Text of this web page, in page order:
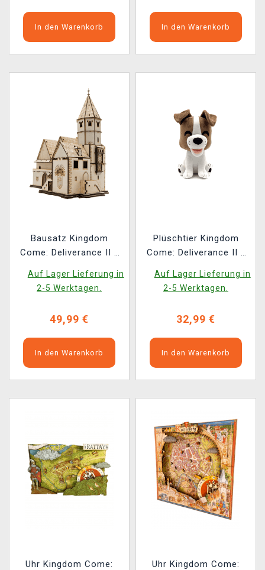
In den Warenkorb In den Warenkorb
Bausatz Kingdom
Come: Deliverance II -
(Holzausführung)
Auf Lager Lieferung in
2-5 Werktagen.
49,99 €
In den Warenkorb
Plüschtier Kingdom
Come: Deliverance II -
Auf Lager Lieferung in
2-5 Werktagen.
32,99 €
In den Warenkorb
Uhr Kingdom Come:
Uhr Kingdom Come: